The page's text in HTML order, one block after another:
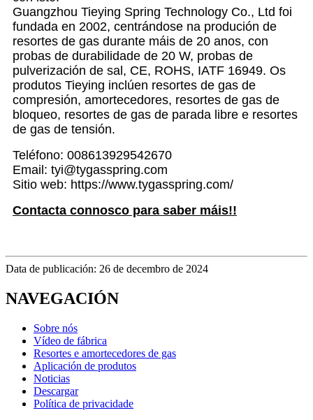
Guangzhou Tieying Spring Technology Co., Ltd foi
fundada en 2002, centrándose na produción de
resortes de gas durante máis de 20 anos, con
probas de durabilidade de 20 W, probas de
pulverización de sal, CE, ROHS, IATF 16949. Os
produtos Tieying inclúen resortes de gas de
compresión, amortecedores, resortes de gas de
bloqueo, resortes de gas de parada libre e resortes
de gas de tensión.
Teléfono: 008613929542670
Email: tyi@tygasspring.com
Sitio web: https://www.tygasspring.com/
Contacta connosco para saber máis!!
Data de publicación: 26 de decembro de 2024
NAVEGACIÓN
Sobre nós
Vídeo de fábrica
Resortes e amortecedores de gas
Aplicación de produtos
Noticias
Descargar
Política de privacidade